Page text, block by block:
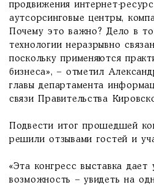
продвижения интернет-
аутсорсинговые центры,
Почему это важно? Дело в
технологии неразрывно
поскольку применяются
бизнеса», – отметил
главы департамента
связи Правительства
Подвести итог прошедшей
решили отзывами гостей и
«Эта конгресс выставка дает
возможность – увидеть на